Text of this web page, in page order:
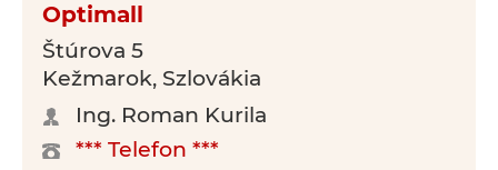
Optimall
Štúrova 5
Kežmarok, Szlovákia
Ing. Roman Kurila
*** Telefon ***